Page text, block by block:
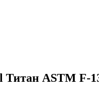
Титан ASTM F-